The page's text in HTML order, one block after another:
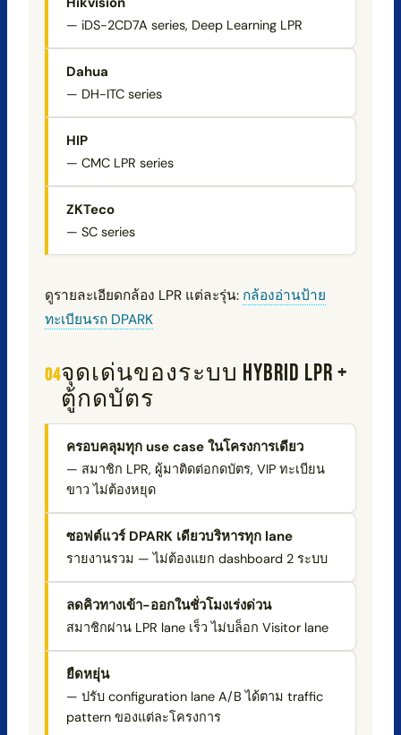
— iDS-2CD7A series, Deep Learning LPR
Dahua
— DH-ITC series
HIP
— CMC LPR series
ZKTeco
— SC series
ดูรายละเอียดกล้อง LPR แต่ละรุ่น: กล้องอ่านป้าย
ทะเบียนรถ DPARK
จุดเด่นของระบบ HYBRID LPR +
ตู้กดบัตร
ครอบคลุมทุก use case ในโครงการเดียว
— สมาชิก LPR, ผู้มาติดต่อกดบัตร, VIP ทะเบียน
ขาว ไม่ต้องหยุด
ซอฟต์แวร์ DPARK เดียวบริหารทุก lane
รายงานรวม — ไม่ต้องแยก dashboard 2 ระบบ
ลดคิวทางเข้า-ออกในชั่วโมงเร่งด่วน
สมาชิกผ่าน LPR lane เร็ว ไม่บล็อก Visitor lane
ยืดหยุ่น
— ปรับ configuration lane A/B ได้ตาม traffic
pattern ของแต่ละโครงการ